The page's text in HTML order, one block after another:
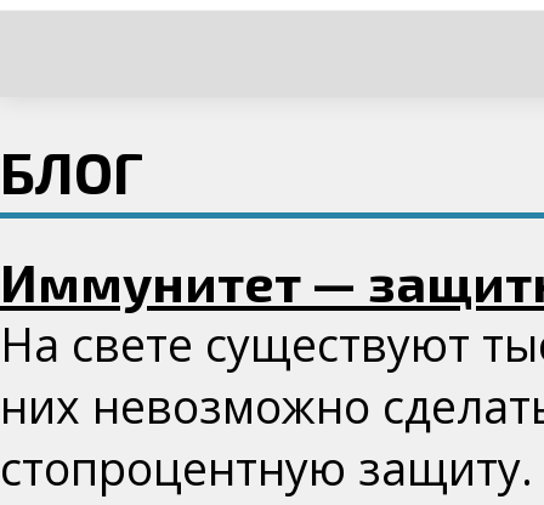
БЛОГ
Иммунитет —
На свете существуют
них невозможно
стопроцентную защиту.